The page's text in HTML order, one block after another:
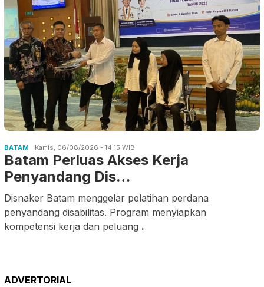
BATAM Kamis, 06/08/2026 - 14:15 WIB
Batam Perluas Akses Kerja
Penyandang Dis…
Disnaker Batam menggelar pelatihan perdana
penyandang disabilitas. Program menyiapkan
kompetensi kerja dan peluang .
ADVERTORIAL